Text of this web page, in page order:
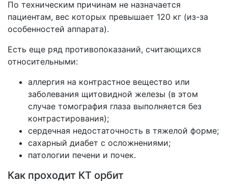
По техническим причинам не назначается
пациентам, вес которых превышает 120 кг (из-за
особенностей аппарата).
Есть еще ряд противопоказаний, считающихся
относительными:
аллергия на контрастное вещество или
заболевания щитовидной железы (в этом
случае томография глаза выполняется без
контрастирования);
сердечная недостаточность в тяжелой форме;
сахарный диабет с осложнениями;
патологии печени и почек.
Как проходит КТ орбит